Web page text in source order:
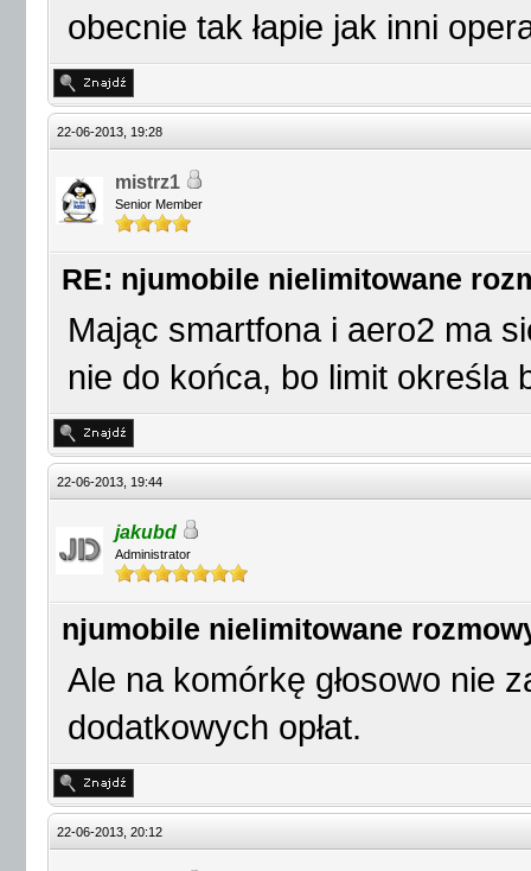
obecnie tak łapie jak inni
22-06-2013, 19:28
mistrz1
Senior Member
RE: njumobile nielimitowane
Mając smartfona i aero2 ma
nie do końca, bo limit określa
22-06-2013, 19:44
jakubd
Administrator
njumobile nielimitowane
Ale na komórkę głosowo nie
dodatkowych opłat.
22-06-2013, 20:12